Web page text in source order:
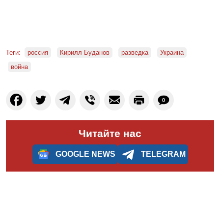
Теги: россия Кирилл Буданов разведка
Украина
война
0
Читайте нас
GOOGLE NEWS TELEGRAM